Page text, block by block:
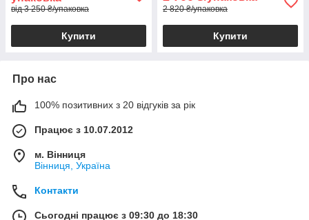
від 3 250 ₴/упаковка
Купити
2 820 ₴/упаковка
Купити
Про нас
100% позитивних з 20 відгуків за рік
Працює з 10.07.2012
м. Вінниця
Вінниця, Україна
Контакти
Сьогодні працює з 09:30 до 18:30